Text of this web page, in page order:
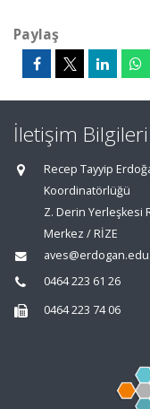
Paylaş
İletişim Bilgileri
Recep Tayyip
Koordinatörlüğü
Z. Derin Yerleşkesi
Merkez / RİZE
0464 223 61 26
0464 223 74 06